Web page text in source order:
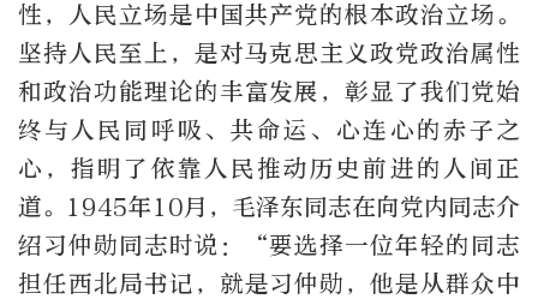
性，人民立场是中国共产党的根本政治立场。
坚持人民至上，是对马克思主义政党政治属性
和政治功能理论的丰富发展，彰显了我们党始
终与人民同呼吸、共命运、心连心的赤子之
心，指明了依靠人民推动历史前进的人间正
道。1945年10月，毛泽东同志在向党内同志介
绍习仲勋同志时说：“要选择一位年轻的同志
担任西北局书记，就是习仲勋，他是从群众中